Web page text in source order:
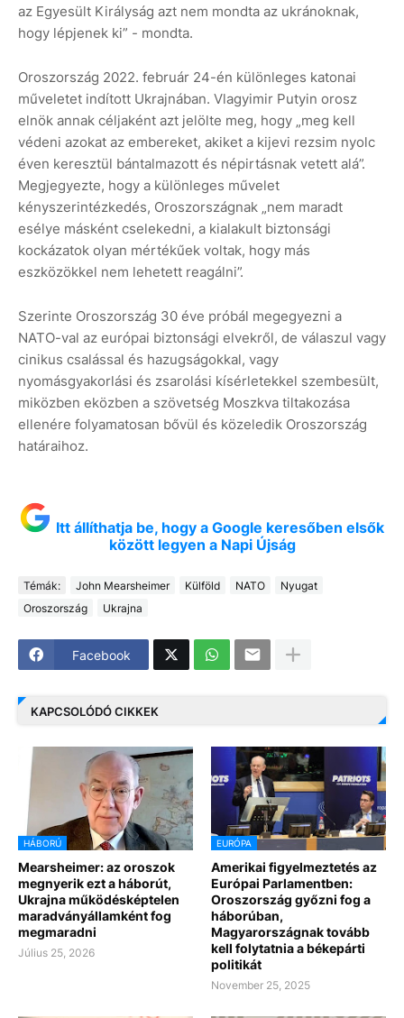
az Egyesült Királyság azt nem mondta az ukránoknak,
hogy lépjenek ki” - mondta.
Oroszország 2022. február 24-én különleges katonai
műveletet indított Ukrajnában. Vlagyimir Putyin orosz
elnök annak céljaként azt jelölte meg, hogy „meg kell
védeni azokat az embereket, akiket a kijevi rezsim nyolc
éven keresztül bántalmazott és népirtásnak vetett alá”.
Megjegyezte, hogy a különleges művelet
kényszerintézkedés, Oroszországnak „nem maradt
esélye másként cselekedni, a kialakult biztonsági
kockázatok olyan mértékűek voltak, hogy más
eszközökkel nem lehetett reagálni”.
Szerinte Oroszország 30 éve próbál megegyezni a
NATO-val az európai biztonsági elvekről, de válaszul vagy
cinikus csalással és hazugságokkal, vagy
nyomásgyakorlási és zsarolási kísérletekkel szembesült,
miközben eközben a szövetség Moszkva tiltakozása
ellenére folyamatosan bővül és közeledik Oroszország
határaihoz.
Itt állíthatja be, hogy a Google keresőben elsők
között legyen a Napi Újság
Témák: John Mearsheimer Külföld NATO
Nyugat
Oroszország
Ukrajna
Facebook
KAPCSOLÓDÓ CIKKEK
HÁBORÚ
Mearsheimer: az oroszok
megnyerik ezt a háborút,
Ukrajna működésképtelen
maradványállamként fog
megmaradni
Július 25, 2026
EURÓPA
Amerikai figyelmeztetés az
Európai Parlamentben:
Oroszország győzni fog a
háborúban,
Magyarországnak tovább
kell folytatnia a békepárti
politikát
November 25, 2025